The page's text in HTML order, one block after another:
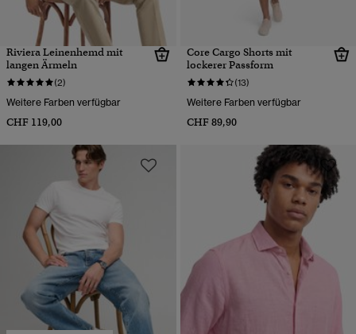
Riviera Leinenhemd mit
langen Ärmeln
(2)
Weitere Farben verfügbar
CHF 119,00
Core Cargo Shorts mit
lockerer Passform
(13)
Weitere Farben verfügbar
CHF 89,90